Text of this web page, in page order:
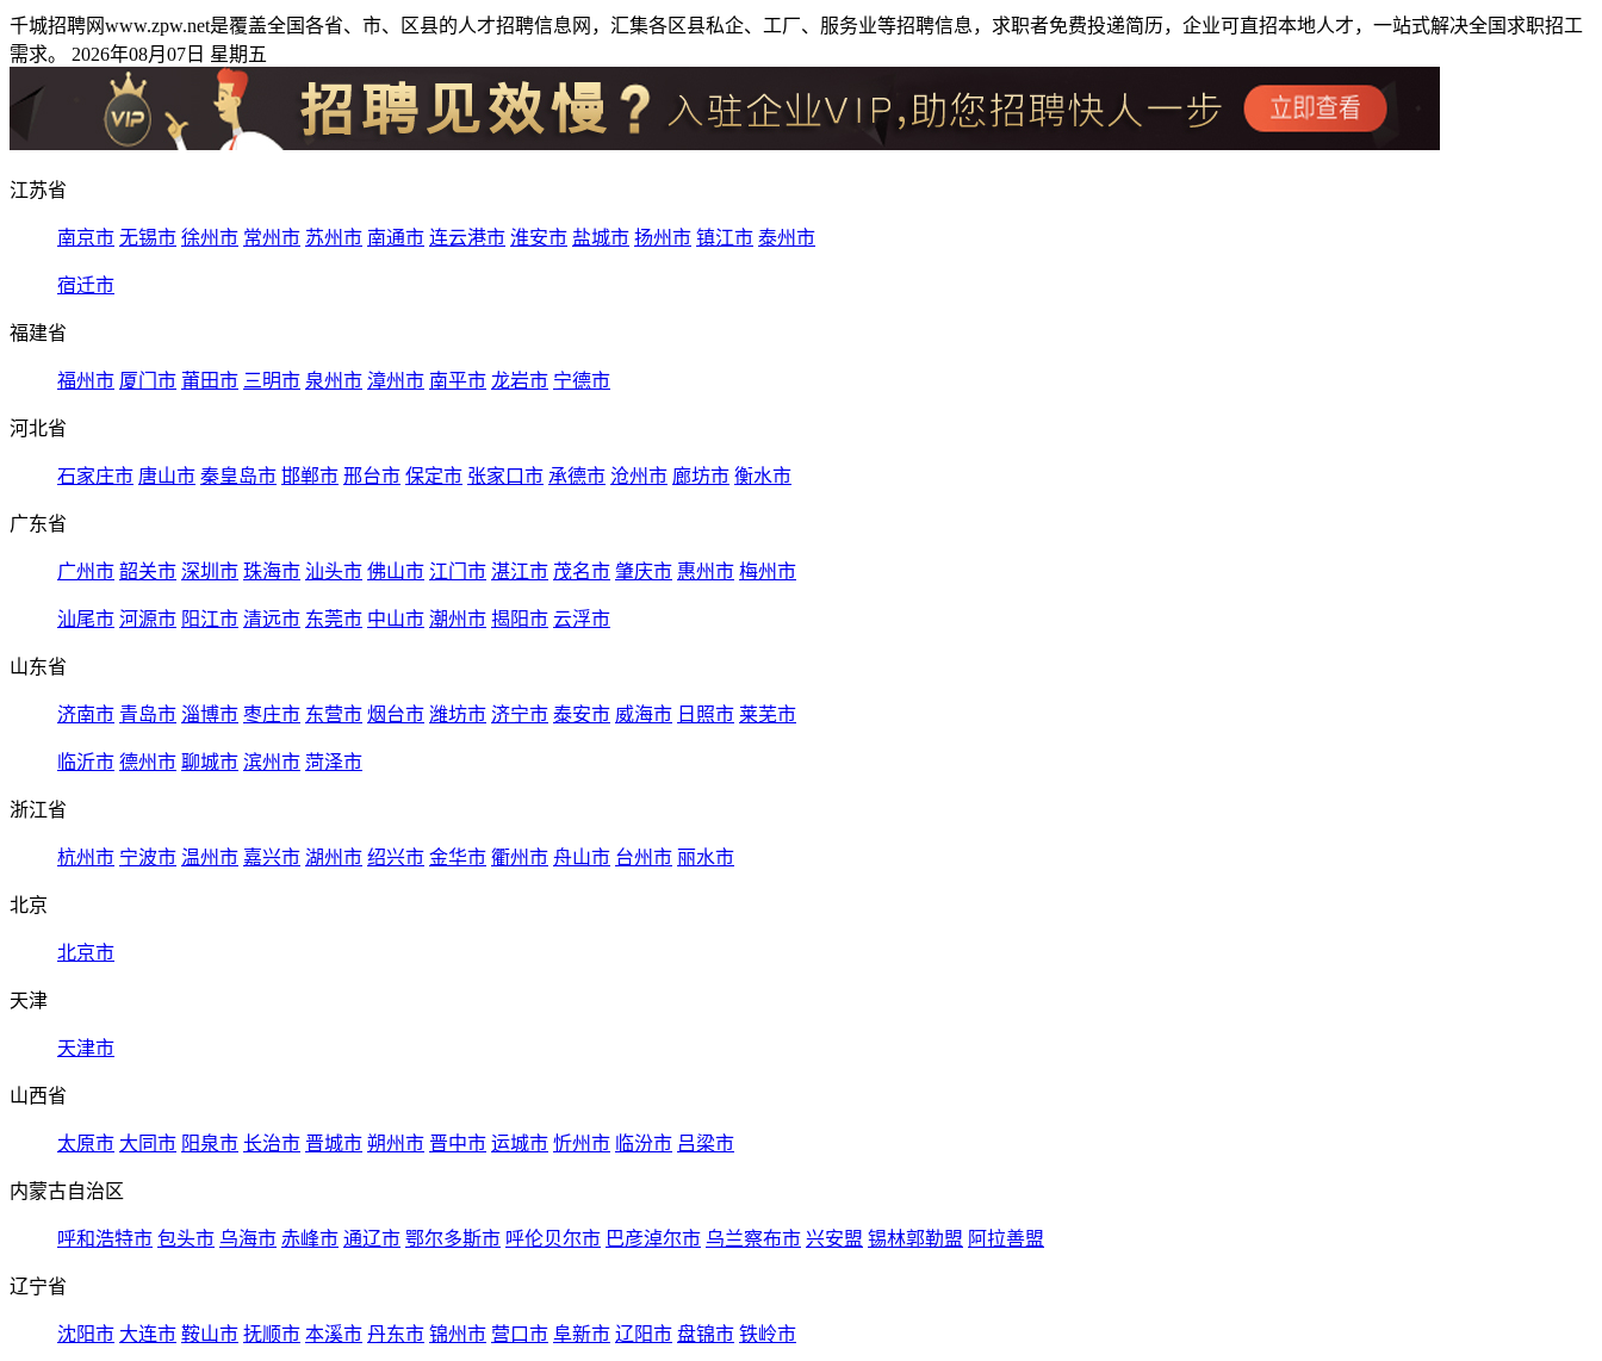
千城招聘网www.zpw.net是覆盖全国各省、市、区县的人才招聘信息网，汇集各区县私企、工厂、服务业等招聘信息，求职者免费投递简历，企业可直招本地人才，一站式解决全国求职招工
需求。 2026年08月07日 星期五
江苏省
南京市 无锡市 徐州市 常州市 苏州市 南通市 连云港市 淮安市 盐城市 扬州市 镇江市 泰州市
宿迁市
福建省
福州市 厦门市 莆田市 三明市 泉州市 漳州市 南平市 龙岩市 宁德市
河北省
石家庄市 唐山市 秦皇岛市 邯郸市 邢台市 保定市 张家口市 承德市 沧州市 廊坊市 衡水市
广东省
广州市 韶关市 深圳市 珠海市 汕头市 佛山市 江门市 湛江市 茂名市 肇庆市 惠州市 梅州市
汕尾市 河源市 阳江市 清远市 东莞市 中山市 潮州市 揭阳市 云浮市
山东省
济南市 青岛市 淄博市 枣庄市 东营市 烟台市 潍坊市 济宁市 泰安市 威海市 日照市 莱芜市
临沂市 德州市 聊城市 滨州市 菏泽市
浙江省
杭州市 宁波市 温州市 嘉兴市 湖州市 绍兴市 金华市 衢州市 舟山市 台州市 丽水市
北京
北京市
天津
天津市
山西省
太原市 大同市 阳泉市 长治市 晋城市 朔州市 晋中市 运城市 忻州市 临汾市 吕梁市
内蒙古自治区
呼和浩特市 包头市 乌海市 赤峰市 通辽市 鄂尔多斯市 呼伦贝尔市 巴彦淖尔市 乌兰察布市 兴安盟 锡林郭勒盟 阿拉善盟
辽宁省
沈阳市 大连市 鞍山市 抚顺市 本溪市 丹东市 锦州市 营口市 阜新市 辽阳市 盘锦市 铁岭市